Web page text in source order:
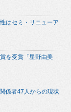
はセミ・リニューア
を受賞「星野由美
係者47人からの現状